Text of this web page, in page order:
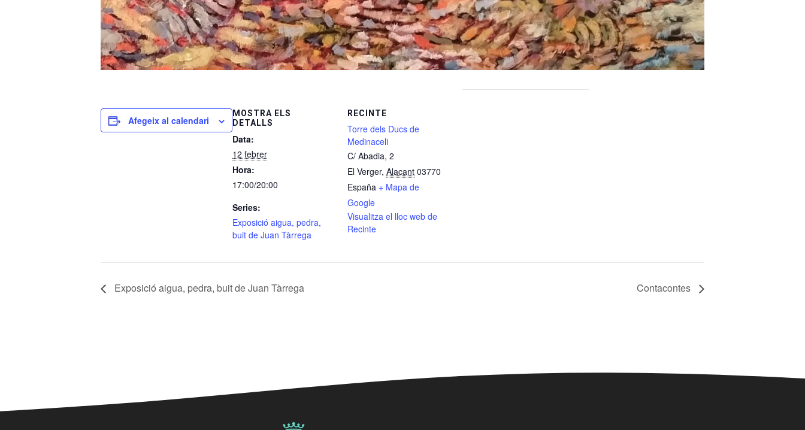
Afegeix al calendari
MOSTRA ELS
DETALLS
Data:
12 febrer
Hora:
17:00/20:00
Series:
Exposició aigua, pedra,
buit de Juan Tàrrega
RECINTE
Torre dels Ducs de
Medinaceli
C/ Abadia, 2
El Verger, Alacant 03770
España + Mapa de
Google
Visualitza el lloc web de
Recinte
Exposició aigua, pedra, buit de Juan Tàrrega Contacontes